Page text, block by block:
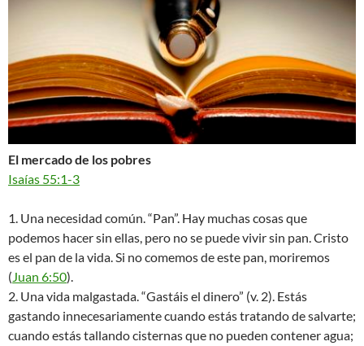
El mercado de los pobres
Isaías 55:1-3
1. Una necesidad común. “Pan”. Hay muchas cosas que
podemos hacer sin ellas, pero no se puede vivir sin pan. Cristo
es el pan de la vida. Si no comemos de este pan, moriremos
(Juan 6:50).
2. Una vida malgastada. “Gastáis el dinero” (v. 2). Estás
gastando innecesariamente cuando estás tratando de salvarte;
cuando estás tallando cisternas que no pueden contener agua;